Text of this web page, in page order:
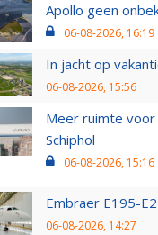
Apollo geen
06-08-2026, 16:19
In jacht op
06-08-2026, 15:56
Meer ruimte
Schiphol
06-08-2026, 15:16
Embraer E195-
06-08-2026, 14:27